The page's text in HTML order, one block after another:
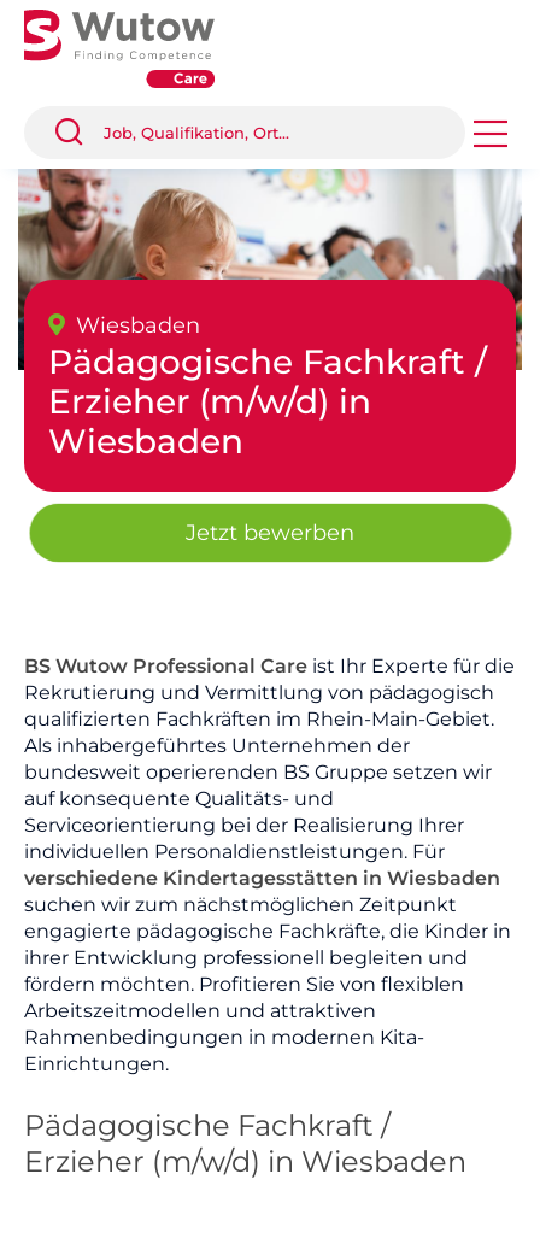
Wiesbaden
Pädagogische Fachkraft /
Erzieher (m/w/d) in
Wiesbaden
Jetzt bewerben
BS Wutow Professional Care ist Ihr Experte für die
Rekrutierung und Vermittlung von pädagogisch
qualifizierten Fachkräften im Rhein-Main-Gebiet.
Als inhabergeführtes Unternehmen der
bundesweit operierenden BS Gruppe setzen wir
auf konsequente Qualitäts- und
Serviceorientierung bei der Realisierung Ihrer
individuellen Personaldienstleistungen. Für
verschiedene Kindertagesstätten in Wiesbaden
suchen wir zum nächstmöglichen Zeitpunkt
engagierte pädagogische Fachkräfte, die Kinder in
ihrer Entwicklung professionell begleiten und
fördern möchten. Profitieren Sie von flexiblen
Arbeitszeitmodellen und attraktiven
Rahmenbedingungen in modernen Kita-
Einrichtungen.
Pädagogische Fachkraft /
Erzieher (m/w/d) in Wiesbaden